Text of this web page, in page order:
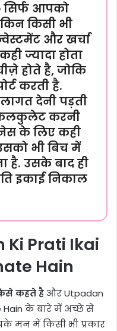
सिर्फ आपको
किसी भी
और खर्चा
ज्यादा होता
होते है, जोकि
करती है.
देनी पड़ती
करनी
के लिए कही
भी बिच में
है. उसके बाद ही
इकाई निकाल
Ki Prati Ikai
Hain
कहते हैऔर Utpadan
Hain के बारे में अच्छे से
मन में किसी भी प्रकार